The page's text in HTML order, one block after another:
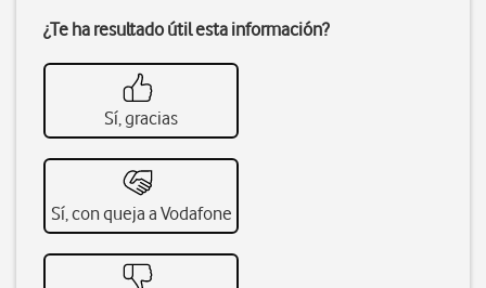
¿Te ha resultado útil esta información?
Sí, gracias
Sí, con queja a Vodafone